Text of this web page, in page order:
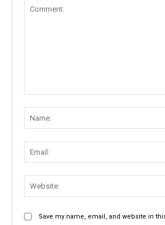
Save my name, email, and website in